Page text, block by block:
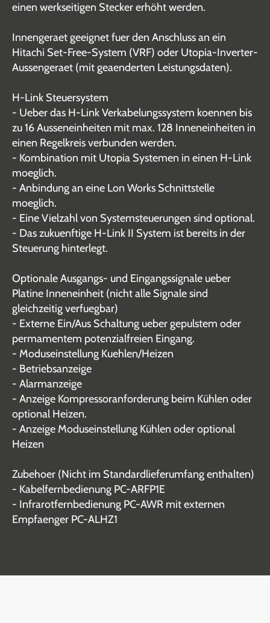
einen werkseitigen Stecker erhöht werden.
Innengeraet geeignet fuer den Anschluss an ein
Hitachi Set-Free-System (VRF) oder Utopia-Inverter-
Aussengeraet (mit geaenderten Leistungsdaten).
H-Link Steuersystem
- Ueber das H-Link Verkabelungssystem koennen bis
zu 16 Ausseneinheiten mit max. 128 Inneneinheiten in
einen Regelkreis verbunden werden.
- Kombination mit Utopia Systemen in einen H-Link
moeglich.
- Anbindung an eine Lon Works Schnittstelle
moeglich.
- Eine Vielzahl von Systemsteuerungen sind optional.
- Das zukuenftige H-Link II System ist bereits in der
Steuerung hinterlegt.
Optionale Ausgangs- und Eingangssignale ueber
Platine Inneneinheit (nicht alle Signale sind
gleichzeitig verfuegbar)
- Externe Ein/Aus Schaltung ueber gepulstem oder
permamentem potenzialfreien Eingang.
- Moduseinstellung Kuehlen/Heizen
- Betriebsanzeige
- Alarmanzeige
- Anzeige Kompressoranforderung beim Kühlen oder
optional Heizen.
- Anzeige Moduseinstellung Kühlen oder optional
Heizen
Zubehoer (Nicht im Standardlieferumfang enthalten)
- Kabelfernbedienung PC-ARFP1E
- Infrarotfernbedienung PC-AWR mit externen
Empfaenger PC-ALHZ1